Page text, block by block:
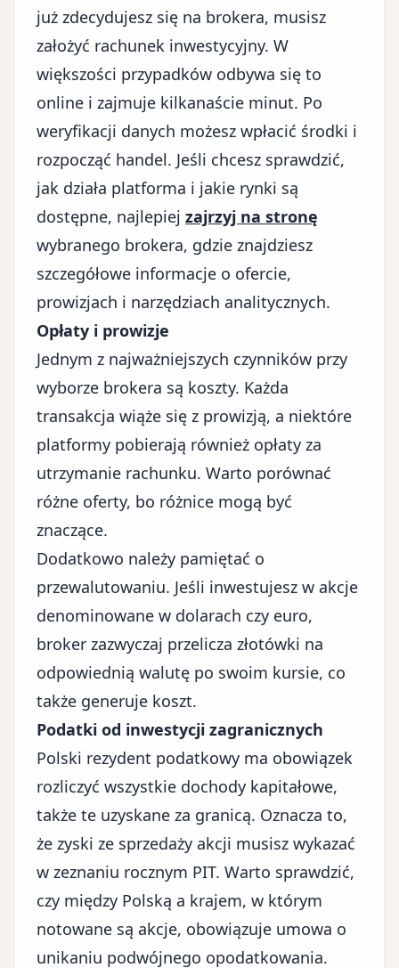
już zdecydujesz się na brokera, musisz
założyć rachunek inwestycyjny. W
większości przypadków odbywa się to
online i zajmuje kilkanaście minut. Po
weryfikacji danych możesz wpłacić środki i
rozpocząć handel. Jeśli chcesz sprawdzić,
jak działa platforma i jakie rynki są
dostępne, najlepiej zajrzyj na stronę
wybranego brokera, gdzie znajdziesz
szczegółowe informacje o ofercie,
prowizjach i narzędziach analitycznych.
Opłaty i prowizje
Jednym z najważniejszych czynników przy
wyborze brokera są koszty. Każda
transakcja wiąże się z prowizją, a niektóre
platformy pobierają również opłaty za
utrzymanie rachunku. Warto porównać
różne oferty, bo różnice mogą być
znaczące.
Dodatkowo należy pamiętać o
przewalutowaniu. Jeśli inwestujesz w akcje
denominowane w dolarach czy euro,
broker zazwyczaj przelicza złotówki na
odpowiednią walutę po swoim kursie, co
także generuje koszt.
Podatki od inwestycji zagranicznych
Polski rezydent podatkowy ma obowiązek
rozliczyć wszystkie dochody kapitałowe,
także te uzyskane za granicą. Oznacza to,
że zyski ze sprzedaży akcji musisz wykazać
w zeznaniu rocznym PIT. Warto sprawdzić,
czy między Polską a krajem, w którym
notowane są akcje, obowiązuje umowa o
unikaniu podwójnego opodatkowania.